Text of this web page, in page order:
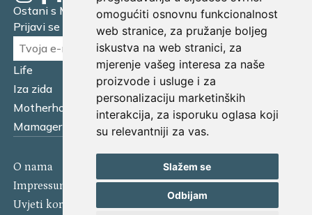
omogućiti osnovnu funkcionalnost
web stranice, za pružanje boljeg
iskustva na web stranici, za
mjerenje vašeg interesa za naše
proizvode i usluge i za
personalizaciju marketinških
interakcija, za isporuku oglasa koji
su relevantniji za vas.
Slažem se
Odbijam
Life
Financijska pismenost
Iza zida
Business
Motherhood
Tatager
Mamager Intervju
Multitasking kitchen
Ostani s Mamagerom
Prijavi se na naš newsletter.
O nama
Kontakt
Impressum
Izjava o kolačićima
Uvjeti korištenja
Politika privatnosti